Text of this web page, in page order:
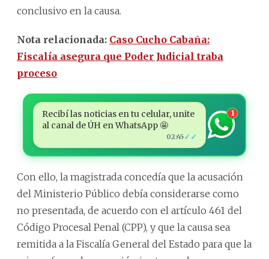
conclusivo en la causa.
Nota relacionada: Caso Cucho Cabaña:
Fiscalía asegura que Poder Judicial traba
proceso
Recibí las noticias en tu celular, unite
al canal de ÚH en WhatsApp 🤩
02:45✓✓
1
Con ello, la magistrada concedía que la acusación
del Ministerio Público debía considerarse como
no presentada, de acuerdo con el artículo 461 del
Código Procesal Penal (CPP), y que la causa sea
remitida a la Fiscalía General del Estado para que la